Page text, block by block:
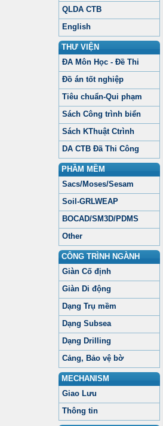
QLDA CTB
English
THƯ VIỆN
ĐA Môn Học - Đề Thi
Đồ án tốt nghiệp
Tiêu chuẩn-Qui phạm
Sách Công trình biển
Sách KThuật Ctrình
DA CTB Đã Thi Công
PHẦM MỀM
Sacs/Moses/Sesam
Soil-GRLWEAP
BOCAD/SM3D/PDMS
Other
CÔNG TRÌNH NGÀNH
Giàn Cố định
Giàn Di động
Dạng Trụ mềm
Dạng Subsea
Dạng Drilling
Cảng, Bảo vệ bờ
MECHANISM
Giao Lưu
Thông tin